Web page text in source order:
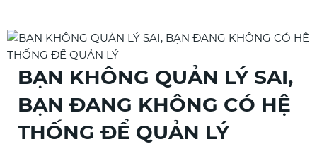
BẠN KHÔNG QUẢN LÝ SAI,
BẠN ĐANG KHÔNG CÓ HỆ
THỐNG ĐỂ QUẢN LÝ